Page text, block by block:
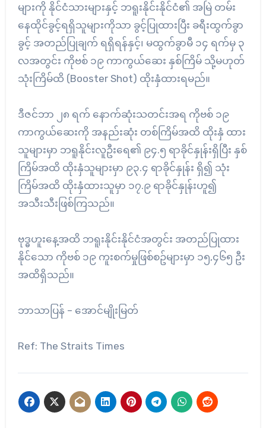
များကို နိုင်ငံသားများနှင့် ဘရူးနိုင်းနိုင်ငံ၏ အမြဲ တမ်း
နေထိုင်ခွင့်ရရှိသူများကိုသာ ခွင့်ပြုထားပြီး ခရီးထွက်ခွာ
ခွင့် အတည်ပြုချက် ရရှိရန်နှင့်၊ မထွက်ခွာမီ ၁၄ ရက်မှ ၃
လအတွင်း ကိုဗစ် ၁၉ ကာကွယ်ဆေး နှစ်ကြိမ် သို့မဟုတ်
သုံးကြိမ်ထိ (Booster Shot) ထိုးနှံထားရမည်။
ဒီဇင်ဘာ ၂၈ ရက် နောက်ဆုံးသတင်းအရ ကိုဗစ် ၁၉
ကာကွယ်ဆေးကို အနည်းဆုံး တစ်ကြိမ်အထိ ထိုးနှံ ထား
သူများမှာ ဘရူနိုင်းလူဦးရေ၏ ၉၄.၅ ရာခိုင်နှုန်းရှိပြီး နှစ်
ကြိမ်အထိ ထိုးနှံသူများမှာ ၉၃.၄ ရာခိုင်နှုန်း ရှိ၍ သုံး
ကြိမ်အထိ ထိုးနှံထားသူမှာ ၁၇.၉ ရာခိုင်နှုန်းဟူ၍
အသီးသီးဖြစ်ကြသည်။
ဗုဒ္ဓဟူးနေ့အထိ ဘရူးနိုင်းနိုင်ငံအတွင်း အတည်ပြုထား
နိုင်သော ကိုဗစ် ၁၉ ကူးစက်မှုဖြစ်စဥ်များမှာ ၁၅,၄၆၅ ဦး
အထိရှိသည်။
ဘာသာပြန် – အောင်မျိုးမြတ်
Ref: The Straits Times